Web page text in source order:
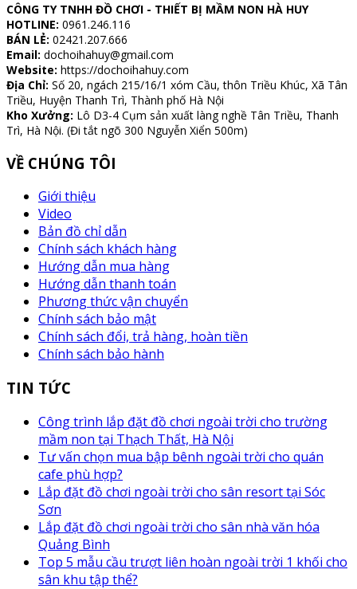
CÔNG TY TNHH ĐỒ CHƠI - THIẾT BỊ MẦM NON HÀ HUY
HOTLINE: 0961.246.116
BÁN LẺ: 02421.207.666
Email: dochoihahuy@gmail.com
Website: https://dochoihahuy.com
Địa Chỉ: Số 20, ngách 215/16/1 xóm Cầu, thôn Triều Khúc, Xã Tân
Triều, Huyện Thanh Trì, Thành phố Hà Nội
Kho Xưởng: Lô D3-4 Cụm sản xuất làng nghề Tân Triều, Thanh
Trì, Hà Nội. (Đi tắt ngõ 300 Nguyễn Xiển 500m)
VỀ CHÚNG TÔI
Giới thiệu
Video
Bản đồ chỉ dẫn
Chính sách khách hàng
Hướng dẫn mua hàng
Hướng dẫn thanh toán
Phương thức vận chuyển
Chính sách bảo mật
Chính sách đổi, trả hàng, hoàn tiền
Chính sách bảo hành
TIN TỨC
Công trình lắp đặt đồ chơi ngoài trời cho trường
mầm non tại Thạch Thất, Hà Nội
Tư vấn chọn mua bập bênh ngoài trời cho quán
cafe phù hợp?
Lắp đặt đồ chơi ngoài trời cho sân resort tại Sóc
Sơn
Lắp đặt đồ chơi ngoài trời cho sân nhà văn hóa
Quảng Bình
Top 5 mẫu cầu trượt liên hoàn ngoài trời 1 khối cho
sân khu tập thể?